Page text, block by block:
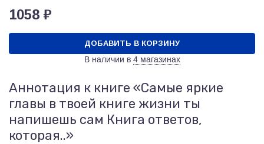
1058 ₽
ДОБАВИТЬ В КОРЗИНУ
В наличии в 4 магазинах
Аннотация к книге «Самые яркие
главы в твоей книге жизни ты
напишешь сам Книга ответов,
которая..»